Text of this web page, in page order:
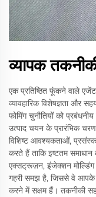
व्यापक
एक प्रतिष्ठित फूंकने वाले
व्यावहारिक विशेषज्ञता और
फोमिंग चुनौतियों को
उत्पाद चयन के प्रारंभिक
विशिष्ट आवश्यकताओं,
करते हैं ताकि इष्टतम
एक्सट्रूज़न, इंजेक्शन मोल्डिंग
गहरी समझ है, जिससे वे आपके
करने में सक्षम हैं। तकनीकी